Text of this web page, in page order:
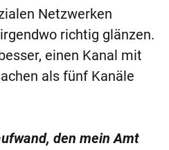
Netzwerken
richtig glänzen.
einen Kanal mit
als fünf Kanäle
den mein Amt